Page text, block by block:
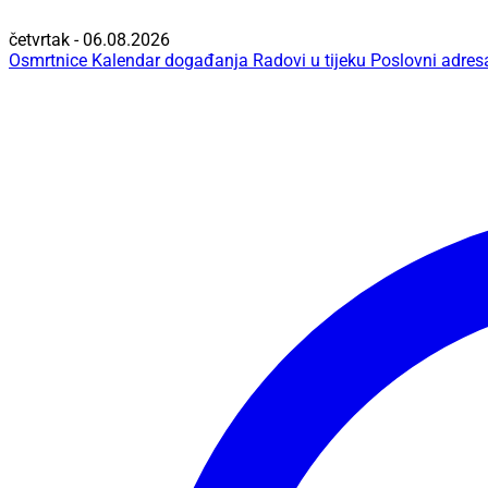
četvrtak - 06.08.2026
Osmrtnice Kalendar događanja Radovi u tijeku Poslovni